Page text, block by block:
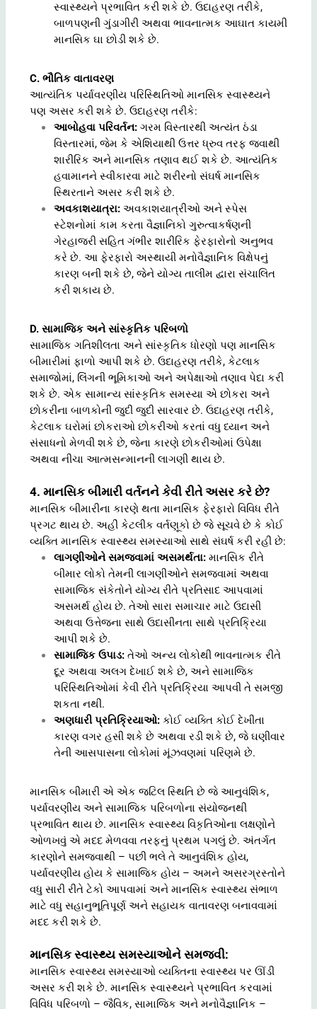
સ્વાસ્થ્યને પ્રભાવિત કરી શકે છે. ઉદાહરણ તરીકે,
બાળપણની ગુંડાગીરી અથવા ભાવનાત્મક આઘાત કાયમી
માનસિક ઘા છોડી શકે છે.
C. ભૌતિક વાતાવરણ
આત્યંતિક પર્યાવરણીય પરિસ્થિતિઓ માનસિક સ્વાસ્થ્યને
પણ અસર કરી શકે છે. ઉદાહરણ તરીકે:
આબોહવા પરિવર્તન: ગરમ વિસ્તારથી અત્યંત ઠંડા
વિસ્તારમાં, જેમ કે એશિયાથી ઉત્તર ધ્રુવ તરફ જવાથી
શારીરિક અને માનસિક તણાવ થઈ શકે છે. આત્યંતિક
હવામાનને સ્વીકારવા માટે શરીરનો સંઘર્ષ માનસિક
સ્થિરતાને અસર કરી શકે છે.
અવકાશયાત્રા: અવકાશયાત્રીઓ અને સ્પેસ
સ્ટેશનોમાં કામ કરતા વૈજ્ઞાનિકો ગુરુત્વાકર્ષણની
ગેરહાજરી સહિત ગંભીર શારીરિક ફેરફારોનો અનુભવ
કરે છે. આ ફેરફારો અસ્થાયી મનોવૈજ્ઞાનિક વિક્ષેપનું
કારણ બની શકે છે, જેને યોગ્ય તાલીમ દ્વારા સંચાલિત
કરી શકાય છે.
D. સામાજિક અને સાંસ્કૃતિક પરિબળો
સામાજિક ગતિશીલતા અને સાંસ્કૃતિક ધોરણો પણ માનસિક
બીમારીમાં ફાળો આપી શકે છે. ઉદાહરણ તરીકે, કેટલાક
સમાજોમાં, લિંગની ભૂમિકાઓ અને અપેક્ષાઓ તણાવ પેદા કરી
શકે છે. એક સામાન્ય સાંસ્કૃતિક સમસ્યા એ છોકરા અને
છોકરીના બાળકોની જુદી જુદી સારવાર છે. ઉદાહરણ તરીકે,
કેટલાક ઘરોમાં છોકરાઓ છોકરીઓ કરતાં વધુ ધ્યાન અને
સંસાધનો મેળવી શકે છે, જેના કારણે છોકરીઓમાં ઉપેક્ષા
અથવા નીચા આત્મસન્માનની લાગણી થાય છે.
4. માનસિક બીમારી વર્તનને કેવી રીતે અસર કરે છે?
માનસિક બીમારીના કારણે થતા માનસિક ફેરફારો વિવિધ રીતે
પ્રગટ થાય છે. અહીં કેટલીક વર્તણૂકો છે જે સૂચવે છે કે કોઈ
વ્યક્તિ માનસિક સ્વાસ્થ્ય સમસ્યાઓ સાથે સંઘર્ષ કરી રહી છે:
લાગણીઓને સમજવામાં અસમર્થતા: માનસિક રીતે
બીમાર લોકો તેમની લાગણીઓને સમજવામાં અથવા
સામાજિક સંકેતોને યોગ્ય રીતે પ્રતિસાદ આપવામાં
અસમર્થ હોય છે. તેઓ સારા સમાચાર માટે ઉદાસી
અથવા ઉત્તેજના સાથે ઉદાસીનતા સાથે પ્રતિક્રિયા
આપી શકે છે.
સામાજિક ઉપાડ: તેઓ અન્ય લોકોથી ભાવનાત્મક રીતે
દૂર અથવા અલગ દેખાઈ શકે છે, અને સામાજિક
પરિસ્થિતિઓમાં કેવી રીતે પ્રતિક્રિયા આપવી તે સમજી
શકતા નથી.
અણધારી પ્રતિક્રિયાઓ: કોઈ વ્યક્તિ કોઈ દેખીતા
કારણ વગર હસી શકે છે અથવા રડી શકે છે, જે ઘણીવાર
તેની આસપાસના લોકોમાં મૂંઝવણમાં પરિણમે છે.
માનસિક બીમારી એ એક જટિલ સ્થિતિ છે જે આનુવંશિક,
પર્યાવરણીય અને સામાજિક પરિબળોના સંયોજનથી
પ્રભાવિત થાય છે. માનસિક સ્વાસ્થ્ય વિકૃતિઓના લક્ષણોને
ઓળખવું એ મદદ મેળવવા તરફનું પ્રથમ પગલું છે. અંતર્ગત
કારણોને સમજવાથી – પછી ભલે તે આનુવંશિક હોય,
પર્યાવરણીય હોય કે સામાજિક હોય – અમને અસરગ્રસ્તોને
વધુ સારી રીતે ટેકો આપવામાં અને માનસિક સ્વાસ્થ્ય સંભાળ
માટે વધુ સહાનુભૂતિપૂર્ણ અને સહાયક વાતાવરણ બનાવવામાં
મદદ કરી શકે છે.
માનસિક સ્વાસ્થ્ય સમસ્યાઓને સમજવી:
માનસિક સ્વાસ્થ્ય સમસ્યાઓ વ્યક્તિના સ્વાસ્થ્ય પર ઊંડી
અસર કરી શકે છે. માનસિક સ્વાસ્થ્યને પ્રભાવિત કરવામાં
વિવિધ પરિબળો – જૈવિક, સામાજિક અને મનોવૈજ્ઞાનિક –